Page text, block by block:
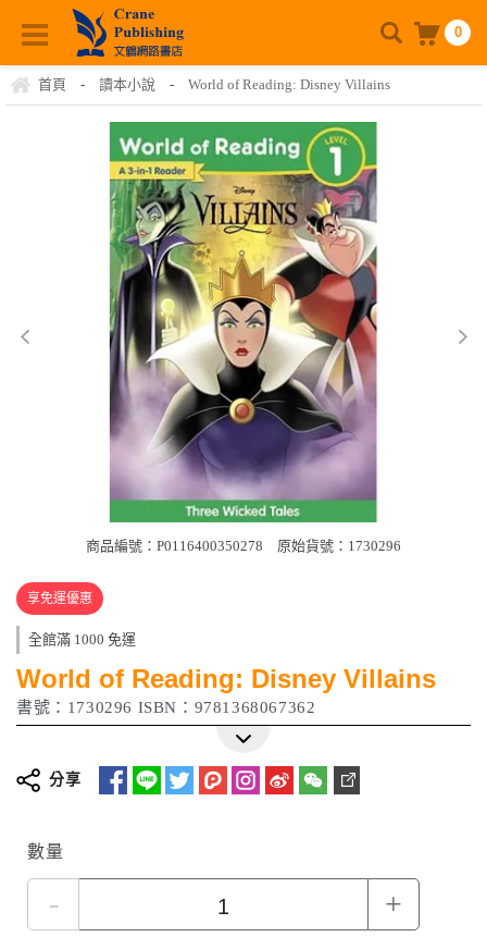
0
首頁 - 讀本小說 - World of Reading: Disney Villains
商品編號：P0116400350278 原始貨號：1730296
享免運優惠
全館滿 1000 免運
World of Reading: Disney Villains
書號：1730296 ISBN：9781368067362
分享
數量
- +